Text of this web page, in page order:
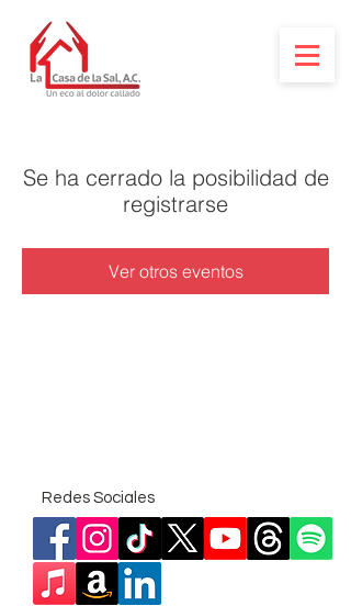
Se ha cerrado la posibilidad de
registrarse
Ver otros eventos
Redes Sociales